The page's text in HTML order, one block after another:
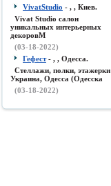
VivatStudio - , , Киев.
Vivat Studio салон
уникальных интерьерных
декоровМ
(03-18-2022)
Гефест- , , Одесса.
Стеллажи, полки, этажерки
Украина, Одесса (Одесска
(03-18-2022)